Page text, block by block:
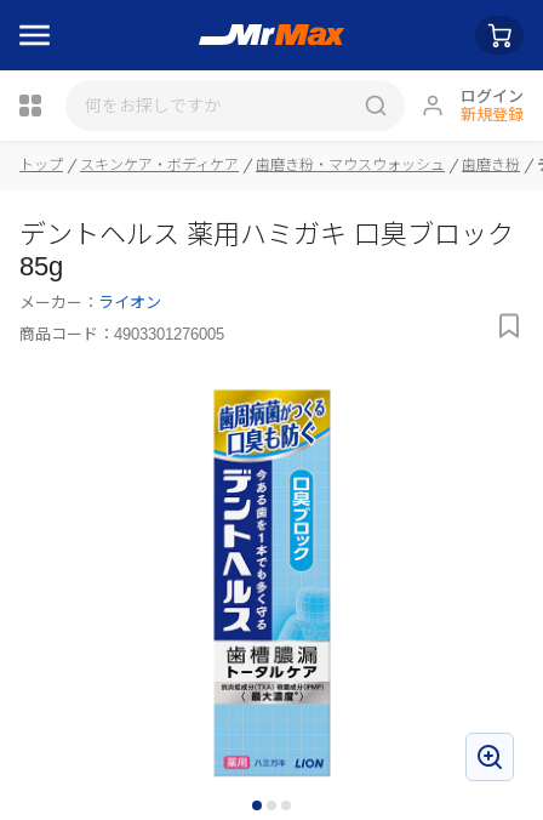
ログイン
新規登録
トップ スキンケア・ボディケア 歯磨き粉・マウスウォッシュ 歯磨き粉
デントヘルス 薬用ハミガキ 口臭ブロック
85g
メーカー： ライオン
商品コード： 4903301276005